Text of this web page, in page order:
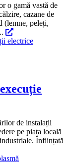
o gamă vastă de
cazane de
(lemne, peleți,
de instalații
pe piața locală
Înființată